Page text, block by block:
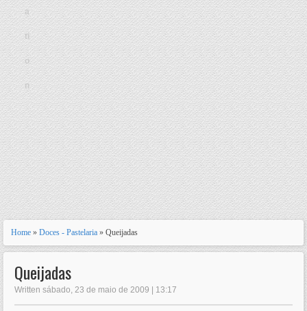
a
ti
o
n
Home » Doces - Pastelaria » Queijadas
Queijadas
Written sábado, 23 de maio de 2009 | 13:17